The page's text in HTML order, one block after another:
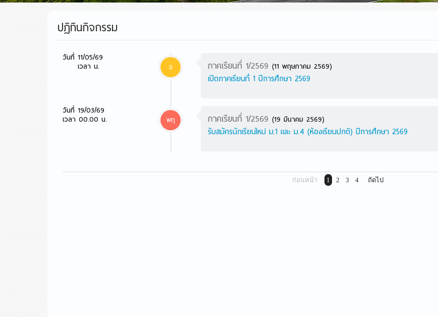
ปฏิทินกิจกรรม
วันที่ 11/05/69
เวลา น. จ ภาคเรียนที่ 1/2569(11 พฤษภาคม 2569)
เปิดภาคเรียนที่ 1 ปีการศึกษา 2569
วันที่ 19/03/69
เวลา 00.00 น. พฤ ภาคเรียนที่ 1/2569(19 มีนาคม 2569)
รับสมัครนักเรียนใหม่ ม.1 และ ม.4 (ห้องเรียนปกติ) ปีการศึกษา 2569
ก่อนหน้า 1 2 3 4 ถัดไป